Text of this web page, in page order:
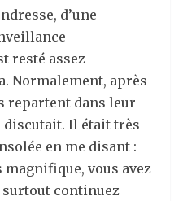
d’une
resté assez
Normalement, après
repartent dans leur
Il était très
en me disant :
magnifique, vous avez
continuez